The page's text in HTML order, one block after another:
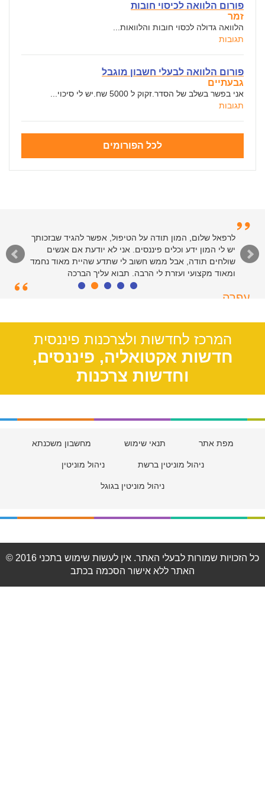
פורום הלוואה לכיסוי חובות
זמר
הלוואה גדולה לכסוי חובות והלוואות...
תגובות
פורום הלוואה לבעלי חשבון מוגבל
גבעתיים
אני בפשר בשלב של הסדר.זקוק ל 5000 שח.יש לי סיכוי...
תגובות
לכל הפורומים
לרפאל שלום, המון תודה על הטיפול, אפשר להגיד שבזכותך
יש לי המון ידע וכלים פיננסים. אני לא יודעת אם אנשים
שולחים תודה, אבל ממש חשוב לי שתדע שהיית מאוד נחמד
ומאוד מקצועי ועזרת לי הרבה. תבוא עליך הברכה
עפרה
המרכז לחדשות ולצרכנות פיננסית
חדשות אקטואליה, פיננסים,
וחדשות צרכנות
מפת אתר תנאי שימוש מחשבון משכנתא
ניהול מוניטין ברשת ניהול מוניטין
ניהול מוניטין בגוגל
© 2016 כל הזכויות שמורות לבעלי האתר. אין לעשות שימוש בתכני
האתר ללא אישור הסכמה בכתב